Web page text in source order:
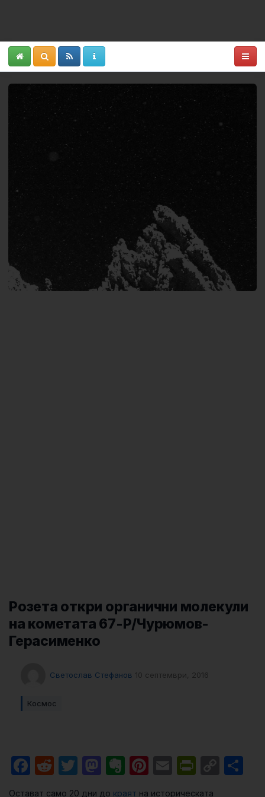
Розета откри органични молекули
на кометата 67-Р/Чурюмов-
Герасименко
Светослав Стефанов 10 септември, 2016
Космос
Facebook
RedditTwitter
Mastodon
Evernote
Pinterest
Email
Остават само 20 дни до краят на историческата